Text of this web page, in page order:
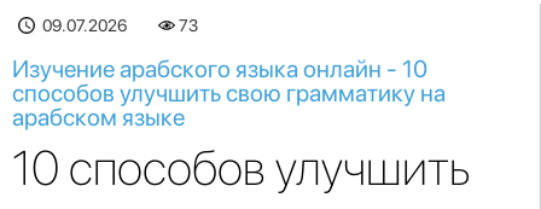
09.07.2026 73
Изучение арабского языка онлайн - 10
способов улучшить свою грамматику на
арабском языке
10 способов улучшить